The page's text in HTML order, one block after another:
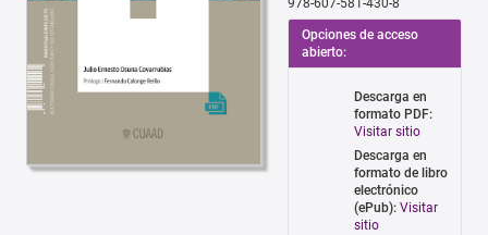
978-607-581-430-8
Opciones de acceso
abierto:
Descarga en
formato PDF:
Visitar sitio
Descarga en
formato de libro
electrónico
(ePub): Visitar
sitio